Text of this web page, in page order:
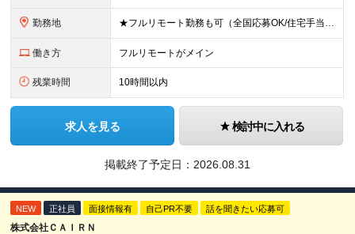
勤務地 ★フルリモート勤務も可（全国応募OK/住宅手当を支給します） ※案件によって常駐が必要になる場合があります。 ※希望がない限り、転勤はありません ※U・Iターン歓迎 ★ルトラの社員は全国各地で活躍中
働き方 フルリモートがメイン
残業時間 10時間以内
求人を見る 検討中に入れる
掲載終了予定日： 2026.08.31
NEW 正社員 面接情報有 自己PR不要 話を聞きたい応募可
株式会社ＣＡＩＲＮ